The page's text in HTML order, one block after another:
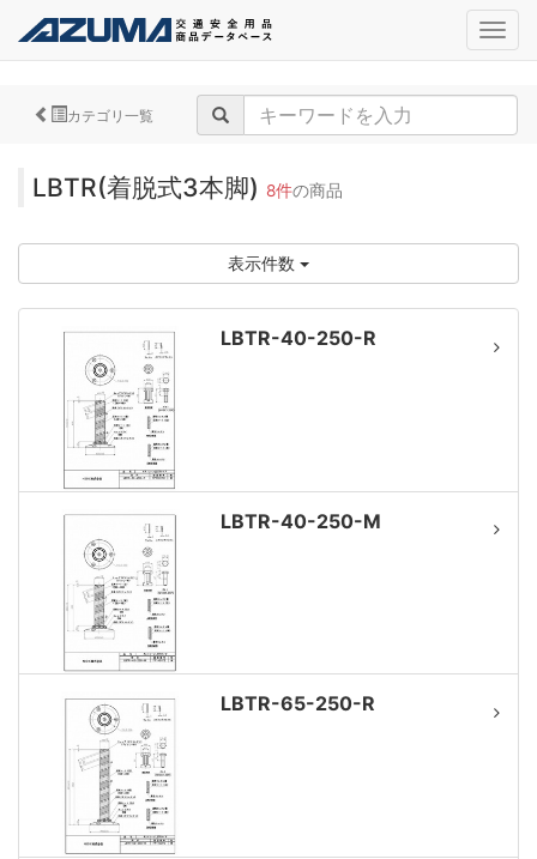
カテゴリ一覧
LBTR(着脱式3本脚) 8件の商品
表示件数
LBTR-40-250-R
LBTR-40-250-M
LBTR-65-250-R